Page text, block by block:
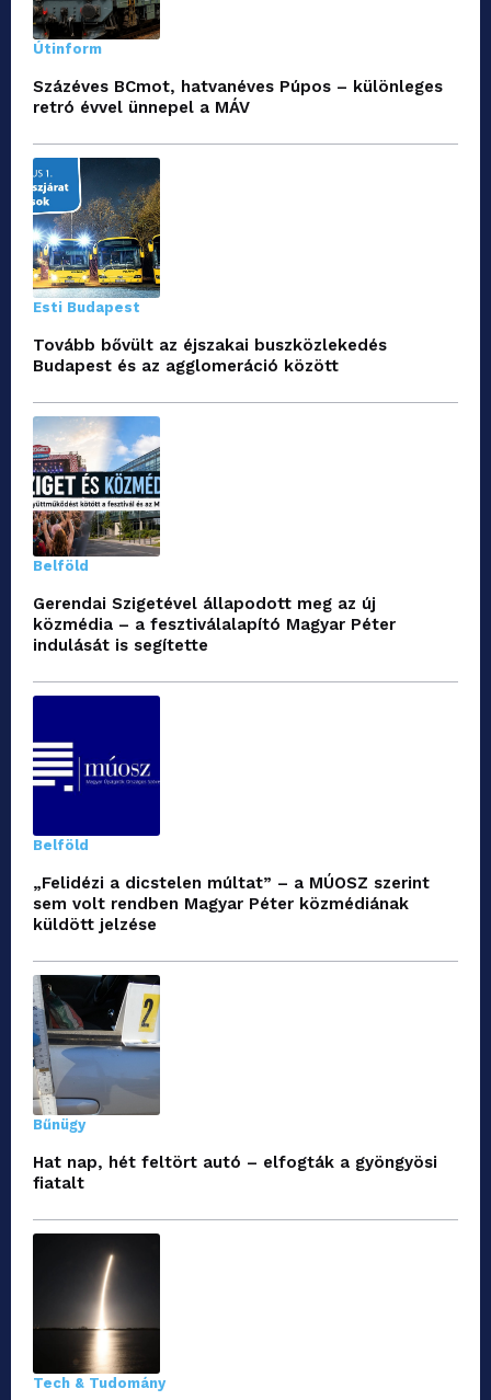
Útinform
Százéves BCmot, hatvanéves Púpos – különleges
retró évvel ünnepel a MÁV
Esti Budapest
Tovább bővült az éjszakai buszközlekedés
Budapest és az agglomeráció között
Belföld
Gerendai Szigetével állapodott meg az új
közmédia – a fesztiválalapító Magyar Péter
indulását is segítette
Belföld
„Felidézi a dicstelen múltat” – a MÚOSZ szerint
sem volt rendben Magyar Péter közmédiának
küldött jelzése
Bűnügy
Hat nap, hét feltört autó – elfogták a gyöngyösi
fiatalt
Tech & Tudomány